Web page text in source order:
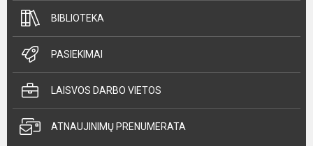
BIBLIOTEKA
PASIEKIMAI
LAISVOS DARBO VIETOS
ATNAUJINIMŲ PRENUMERATA